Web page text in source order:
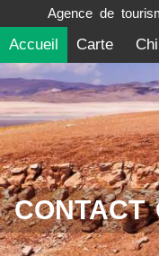
Agence de
Accueil Carte
CONTACT